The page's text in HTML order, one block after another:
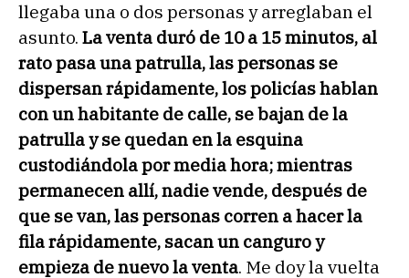
llegaba una o dos personas y arreglaban el
asunto. La venta duró de 10 a 15 minutos, al
rato pasa una patrulla, las personas se
dispersan rápidamente, los policías hablan
con un habitante de calle, se bajan de la
patrulla y se quedan en la esquina
custodiándola por media hora; mientras
permanecen allí, nadie vende, después de
que se van, las personas corren a hacer la
fila rápidamente, sacan un canguro y
empieza de nuevo la venta. Me doy la vuelta